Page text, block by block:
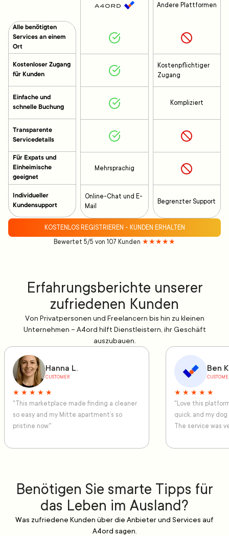
Alle benötigten
Services an einem
Ort
Kostenloser Zugang
für Kunden
Einfache und
schnelle Buchung
Transparente
Servicedetails
Für Expats und
Einheimische
geeignet
Individueller
Kundensupport
Mehrsprachig
Online-Chat und E-
Mail
Andere Plattformen
Kostenpflichtiger
Zugang
Kompliziert
Begrenzter Support
KOSTENLOS REGISTRIEREN - KUNDEN ERHALTEN
Bewertet 5/5 von 107 Kunden ★★★★★
Erfahrungsberichte unserer
zufriedenen Kunden
Von Privatpersonen und Freelancern bis hin zu kleinen
Unternehmen – A4ord hilft Dienstleistern, ihr Geschäft
auszubauen.
Hanna L.
CUSTOMER
★ ★ ★ ★ ★
"This marketplace made finding a cleaner
so easy and my Mitte apartment’s so
pristine now."
Ben
★ ★ ★ ★ ★
"Love this
quick, and my
The service was
Benötigen Sie smarte Tipps für
das Leben im Ausland?
Was zufriedene Kunden über die Anbieter und Services auf
A4ord sagen.